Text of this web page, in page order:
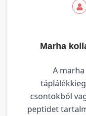
Marha
A
csontokból
peptidet